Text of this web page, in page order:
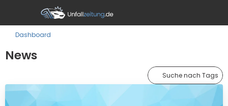
Dashboard
News
Suche nach Tags